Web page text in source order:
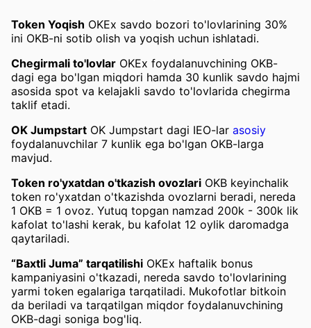
Token Yoqish OKEx savdo bozori to'lovlarining 30%
ini OKB-ni sotib olish va yoqish uchun ishlatadi.
Chegirmali to'lovlar OKEx foydalanuvchining OKB-
dagi ega bo'lgan miqdori hamda 30 kunlik savdo hajmi
asosida spot va kelajakli savdo to'lovlarida chegirma
taklif etadi.
OK Jumpstart OK Jumpstart dagi IEO-lar asosiy
foydalanuvchilar 7 kunlik ega bo'lgan OKB-larga
mavjud.
Token ro'yxatdan o'tkazish ovozlari OKB keyinchalik
token ro'yxatdan o'tkazishda ovozlarni beradi, nereda
1 OKB = 1 ovoz. Yutuq topgan namzad 200k - 300k lik
kafolat to'lashi kerak, bu kafolat 12 oylik daromadga
qaytariladi.
“Baxtli Juma” tarqatilishi OKEx haftalik bonus
kampaniyasini o'tkazadi, nereda savdo to'lovlarining
yarmi token egalariga tarqatiladi. Mukofotlar bitkoin
da beriladi va tarqatilgan miqdor foydalanuvchining
OKB-dagi soniga bog'liq.